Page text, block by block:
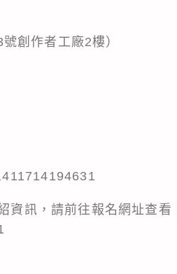
創作者工廠2樓）
資訊，請前往報名網址查看